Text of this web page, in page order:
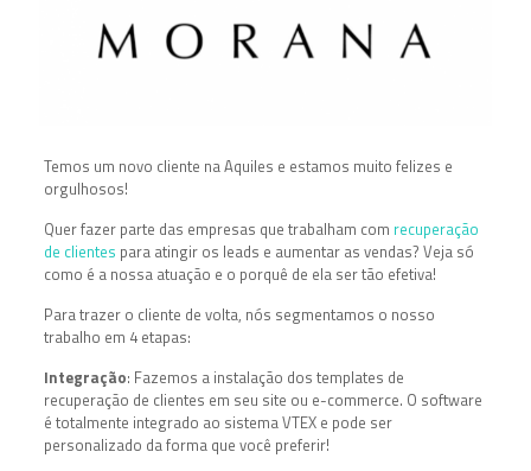
Temos um novo cliente na Aquiles e estamos muito felizes e
orgulhosos!
Quer fazer parte das empresas que trabalham com recuperação
de clientes para atingir os leads e aumentar as vendas? Veja só
como é a nossa atuação e o porquê de ela ser tão efetiva!
Para trazer o cliente de volta, nós segmentamos o nosso
trabalho em 4 etapas:
Integração: Fazemos a instalação dos templates de
recuperação de clientes em seu site ou e-commerce. O software
é totalmente integrado ao sistema VTEX e pode ser
personalizado da forma que você preferir!